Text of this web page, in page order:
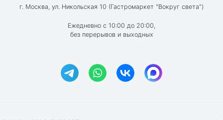
Ремонт AirPods
Вакансии
Акции и скидки
г. Москва, ул. Никольская 10 (Гастромаркет "Вокруг света")
Ежедневно с 10:00 до 20:00,
без перерывов и выходных